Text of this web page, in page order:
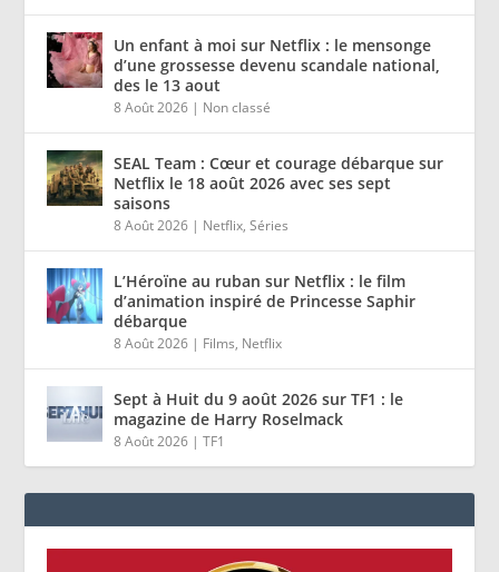
Un enfant à moi sur Netflix : le mensonge
d’une grossesse devenu scandale national,
des le 13 aout
8 Août 2026 | Non classé
SEAL Team : Cœur et courage débarque sur
Netflix le 18 août 2026 avec ses sept
saisons
8 Août 2026 | Netflix,Séries
L’Héroïne au ruban sur Netflix : le film
d’animation inspiré de Princesse Saphir
débarque
8 Août 2026 | Films, Netflix
Sept à Huit du 9 août 2026 sur TF1 : le
magazine de Harry Roselmack
8 Août 2026 |TF1